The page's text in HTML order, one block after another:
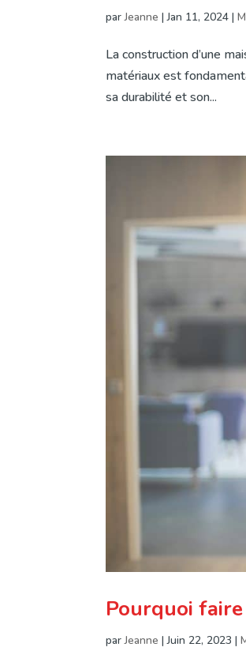
parJeanne |Jan 11, 2024 |
La construction d’une
matériaux est
sa durabilité et son...
Pourquoi
parJeanne |Juin 22, 2023 |